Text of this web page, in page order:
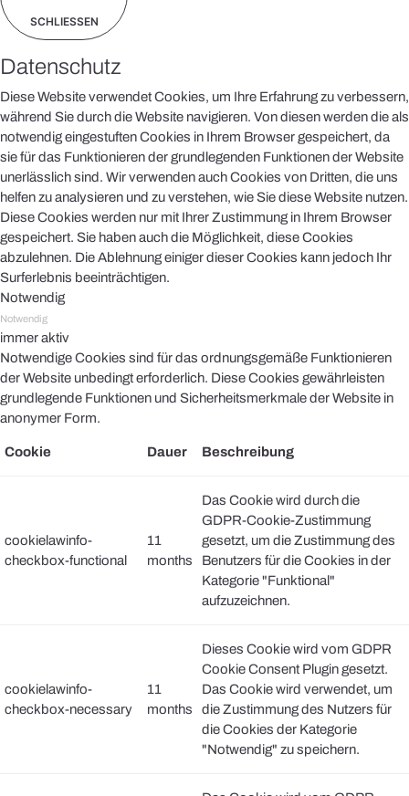
SCHLIESSEN
Datenschutz
Diese Website verwendet Cookies, um Ihre Erfahrung zu verbessern,
während Sie durch die Website navigieren. Von diesen werden die als
notwendig eingestuften Cookies in Ihrem Browser gespeichert, da
sie für das Funktionieren der grundlegenden Funktionen der Website
unerlässlich sind. Wir verwenden auch Cookies von Dritten, die uns
helfen zu analysieren und zu verstehen, wie Sie diese Website nutzen.
Diese Cookies werden nur mit Ihrer Zustimmung in Ihrem Browser
gespeichert. Sie haben auch die Möglichkeit, diese Cookies
abzulehnen. Die Ablehnung einiger dieser Cookies kann jedoch Ihr
Surferlebnis beeinträchtigen.
Notwendig
Notwendig
immer aktiv
Notwendige Cookies sind für das ordnungsgemäße Funktionieren
der Website unbedingt erforderlich. Diese Cookies gewährleisten
grundlegende Funktionen und Sicherheitsmerkmale der Website in
anonymer Form.
Cookie Dauer Beschreibung
cookielawinfo-
checkbox-functional
11
months
Das Cookie wird durch die
GDPR-Cookie-Zustimmung
gesetzt, um die Zustimmung des
Benutzers für die Cookies in der
Kategorie "Funktional"
aufzuzeichnen.
cookielawinfo-
checkbox-necessary
11
months
Dieses Cookie wird vom GDPR
Cookie Consent Plugin gesetzt.
Das Cookie wird verwendet, um
die Zustimmung des Nutzers für
die Cookies der Kategorie
"Notwendig" zu speichern.